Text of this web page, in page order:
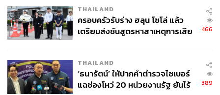
THAILAND
ครอบครัวรับร่าง ฮลุน โซโล่ แล้ว
เตรียมส่งชันสูตรหาสาเหตุการเสีย
466
THAILAND
‘ธนารัตน์’ ให้ปากคำตำรวจไซเบอร์
แฉช่องโหว่ 20 หน่วยงานรัฐ ยันไร้
389